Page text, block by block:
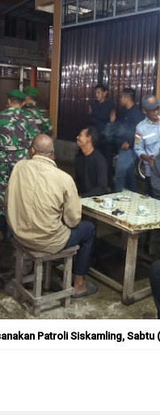
Patroli Siskamling,